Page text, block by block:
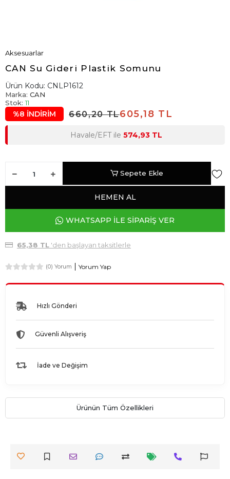
Aksesuarlar
CAN Su Gideri Plastik Somunu
Ürün Kodu: CNLP1612
Marka: CAN
Stok: 11
%8 İNDİRİM 660,20 TL605,18 TL
Havale/EFT ile 574,93 TL
Sepete Ekle
HEMEN AL
WHATSAPP İLE SİPARİŞ VER
65,38 TL'den başlayan taksitlerle
(0) Yorum Yorum Yap
Hızlı Gönderi
Güvenli Alışveriş
İade ve Değişim
Ürünün Tüm Özellikleri